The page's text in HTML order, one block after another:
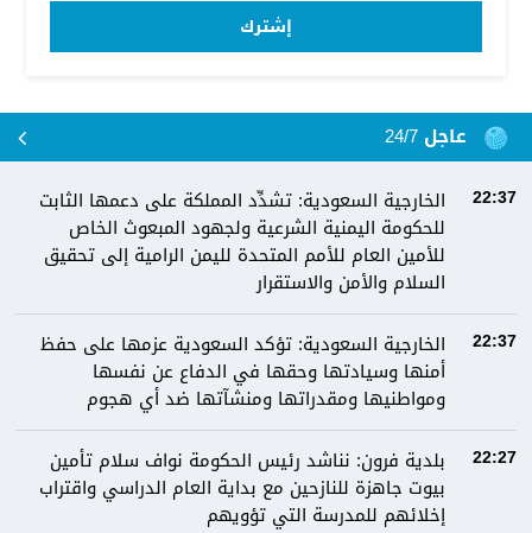
إشترك
عاجل 24/7
22:37
الخارجية السعودية: تشدِّد المملكة على دعمها الثابت
للحكومة اليمنية الشرعية ولجهود المبعوث الخاص
للأمين العام للأمم المتحدة لليمن الرامية إلى تحقيق
السلام والأمن والاستقرار
22:37
الخارجية السعودية: تؤكد السعودية عزمها على حفظ
أمنها وسيادتها وحقها في الدفاع عن نفسها
ومواطنيها ومقدراتها ومنشآتها ضد أي هجوم
22:27
بلدية فرون: نناشد رئيس الحكومة نواف سلام تأمين
بيوت جاهزة للنازحين مع بداية العام الدراسي واقتراب
إخلائهم للمدرسة التي تؤويهم